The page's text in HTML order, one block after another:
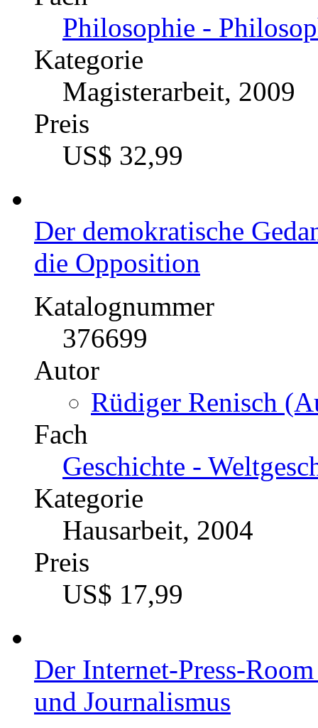
Philosophie -
Kategorie
Magisterarbeit, 2009
Preis
US$ 32,99
Der demokratische
die Opposition
Katalognummer
376699
Autor
Rüdiger Renisch
Fach
Geschichte -
Kategorie
Hausarbeit, 2004
Preis
US$ 17,99
Der Internet-Press-
und Journalismus